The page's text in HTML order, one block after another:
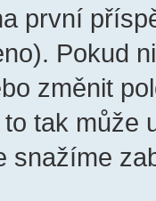
první
Pokud
změnit
tak může
snažíme